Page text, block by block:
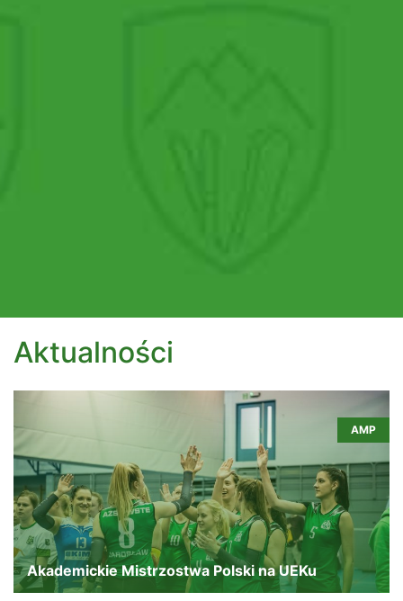
Aktualności
Akademickie Mistrzostwa Polski na UEKu
AMP